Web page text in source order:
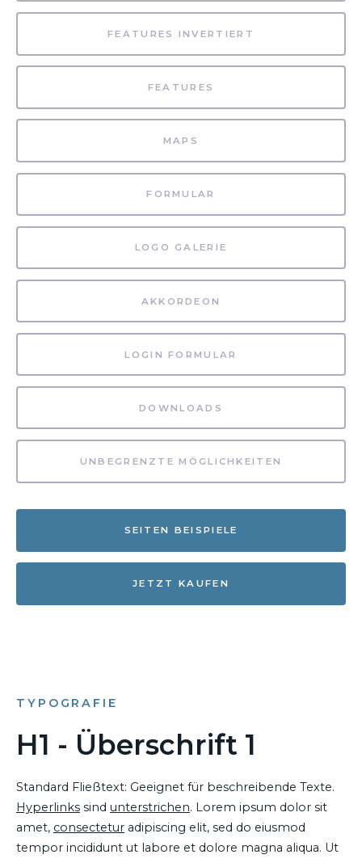
FEATURES INVERTIERT
FEATURES
MAPS
FORMULAR
LOGO GALERIE
AKKORDEON
LOGIN FORMULAR
DOWNLOADS
UNBEGRENZTE MÖGLICHKEITEN
SEITEN BEISPIELE
JETZT KAUFEN
TYPOGRAFIE
H1 - Überschrift 1
Standard Fließtext: Geeignet für beschreibende Texte.
Hyperlinks sind unterstrichen. Lorem ipsum dolor sit
amet, consectetur adipiscing elit, sed do eiusmod
tempor incididunt ut labore et dolore magna aliqua. Ut